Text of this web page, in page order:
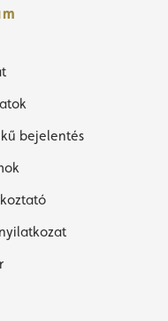
bejelentés